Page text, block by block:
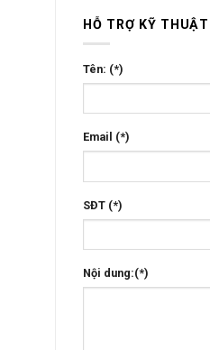
HỖ TRỢ KỸ THUẬT
Tên: (*)
Email (*)
SĐT (*)
Nội dung:(*)